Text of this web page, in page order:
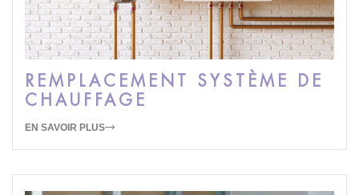
REMPLACEMENT SYSTÈME DE
CHAUFFAGE
EN SAVOIR PLUS